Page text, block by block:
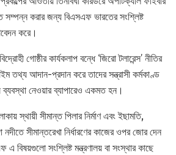
সম্পন্ন করার জন্য বিএসএফ ভারতের সংশ্লিষ্ট
করে।
গোষ্ঠীর কার্যকলাপ বন্ধে ‘জিরো টলারেন্স’ নীতির
তথ্য আদান-প্রদান করে তাদের সন্ত্রাসী কর্মকাণ্ড
নেওয়ার ব্যাপারেও একমত হন।
স্থায়ী সীমান্ত পিলার নির্মাণ এবং ইছামতি,
নদীতে সীমান্তরেখা নির্ধারণের কাজের ওপর জোর দেন
এ বিষয়গুলো সংশ্লিষ্ট মন্ত্রণালয় বা সংস্থার কাছে